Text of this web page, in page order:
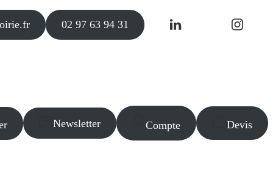
02 97 63 94 31
Newsletter Compte Devis